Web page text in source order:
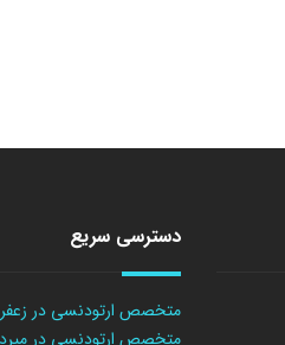
دسترسی سریع
متخصص ارتودنسی در
متخصص ارتودنسی در